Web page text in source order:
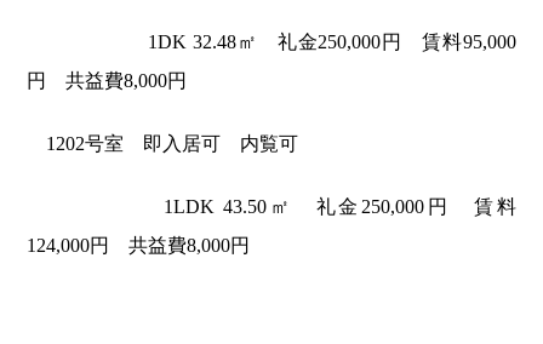
1DK 32.48㎡ 礼金250,000円 賃料95,000
円 共益費8,000円
1202号室 即入居可 内覧可
1LDK 43.50㎡ 礼金250,000円 賃料
124,000円 共益費8,000円